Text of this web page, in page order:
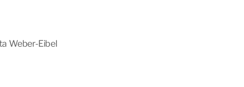
Weber-Eibel